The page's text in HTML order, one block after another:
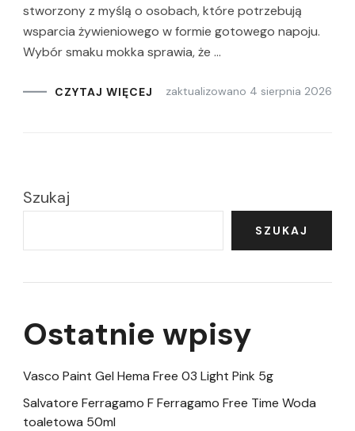
stworzony z myślą o osobach, które potrzebują
wsparcia żywieniowego w formie gotowego napoju.
Wybór smaku mokka sprawia, że …
CZYTAJ WIĘCEJ zaktualizowano 4 sierpnia 2026
Szukaj
SZUKAJ
Ostatnie wpisy
Vasco Paint Gel Hema Free 03 Light Pink 5g
Salvatore Ferragamo F Ferragamo Free Time Woda
toaletowa 50ml